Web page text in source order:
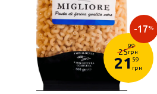
25
99
грн
21 59
грн
-17%